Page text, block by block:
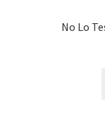
No Lo